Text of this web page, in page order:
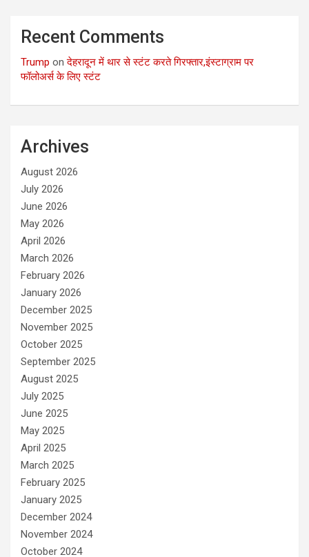
Recent Comments
Trump onदेहरादून में थार से स्टंट करते गिरफ्तार,इंस्टाग्राम पर
फॉलोअर्स के लिए स्टंट
Archives
August 2026
July 2026
June 2026
May 2026
April 2026
March 2026
February 2026
January 2026
December 2025
November 2025
October 2025
September 2025
August 2025
July 2025
June 2025
May 2025
April 2025
March 2025
February 2025
January 2025
December 2024
November 2024
October 2024